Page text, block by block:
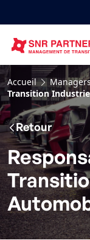
Accueil
Transition
Retour